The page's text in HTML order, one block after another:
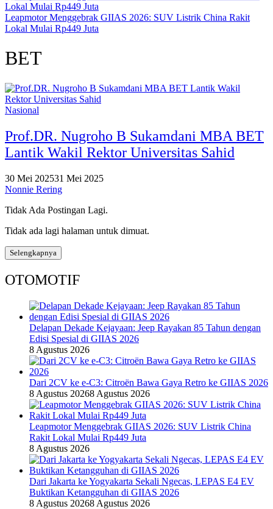
Leapmotor Menggebrak GIIAS 2026: SUV Listrik China Rakit
Lokal Mulai Rp449 Juta
BET
Nasional
Prof.DR. Nugroho B Sukamdani MBA BET
Lantik Wakil Rektor Universitas Sahid
30 Mei 202531 Mei 2025
Nonnie Rering
Tidak Ada Postingan Lagi.
Tidak ada lagi halaman untuk dimuat.
Selengkapnya
OTOMOTIF
Delapan Dekade Kejayaan: Jeep Rayakan 85 Tahun dengan
Edisi Spesial di GIIAS 2026
8 Agustus 2026
Dari 2CV ke e-C3: Citroën Bawa Gaya Retro ke GIIAS 2026
8 Agustus 20268 Agustus 2026
Leapmotor Menggebrak GIIAS 2026: SUV Listrik China
Rakit Lokal Mulai Rp449 Juta
8 Agustus 2026
Dari Jakarta ke Yogyakarta Sekali Ngecas, LEPAS E4 EV
Buktikan Ketangguhan di GIIAS 2026
8 Agustus 20268 Agustus 2026